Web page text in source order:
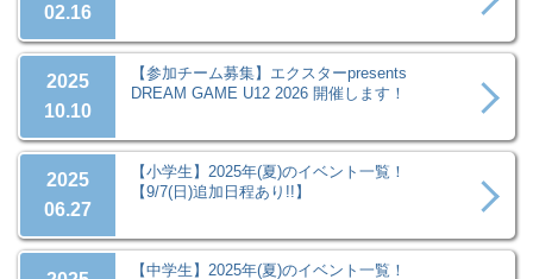
02.16
2025
10.10
【参加チーム募集】エクスターpresents
DREAM GAME U12 2026 開催します！
2025
06.27
【小学生】2025年(夏)のイベント一覧！
【9/7(日)追加日程あり!!】
【中学生】2025年(夏)のイベント一覧！